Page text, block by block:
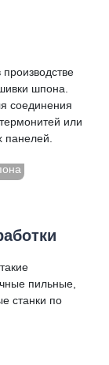
шпона.
соединения
или
пильные,
станки по